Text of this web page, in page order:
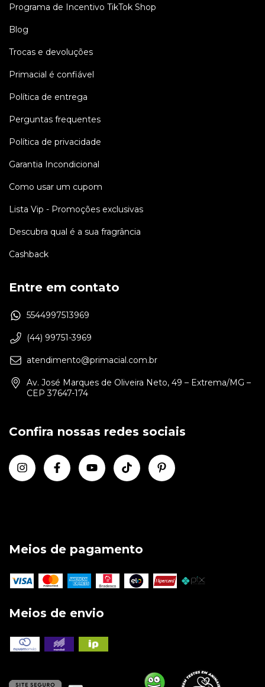
Programa de Incentivo TikTok Shop
Blog
Trocas e devoluções
Primacial é confiável
Política de entrega
Perguntas frequentes
Política de privacidade
Garantia Incondicional
Como usar um cupom
Lista Vip - Promoções exclusivas
Descubra qual é a sua fragrância
Cashback
Entre em contato
5544997513969
(44) 99751-3969
atendimento@primacial.com.br
Av. José Marques de Oliveira Neto, 49 – Extrema/MG –
CEP 37647-174
Confira nossas redes sociais
Meios de pagamento
Meios de envio